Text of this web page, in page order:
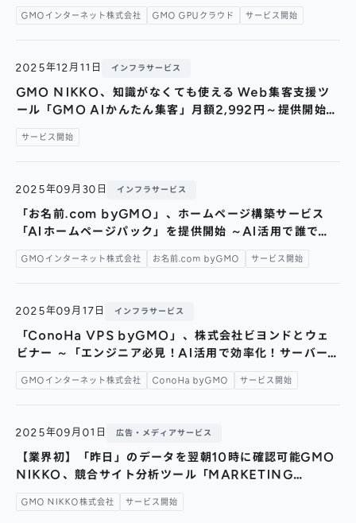
を提供～
GMOインターネット株式会社 GMO GPUクラウド サービス開始
2025年12月11日 インフラサービス
GMO NIKKO、知識がなくても使える Web集客支援ツ
ール「GMO AIかんたん集客」月額2,992円～提供開始
サービス開始
2025年09月30日 インフラサービス
「お名前.com byGMO」、ホームページ構築サービス
「AIホームページパック」を提供開始 ～AI活用で誰でも
GMOインターネット株式会社 お名前.com byGMO サービス開始
2025年09月17日 インフラサービス
「ConoHa VPS byGMO」、株式会社ビヨンドとウェ
ビナー ～「エンジニア必見！AI活用で効率化！サーバー
GMOインターネット株式会社 ConoHa byGMO サービス開始
2025年09月01日 広告・メディアサービス
【業界初】「昨日」のデータを翌朝10時に確認可能GMO
NIKKO、競合サイト分析ツール「MARKETING
決定を支援～
GMO NIKKO株式会社 サービス開始